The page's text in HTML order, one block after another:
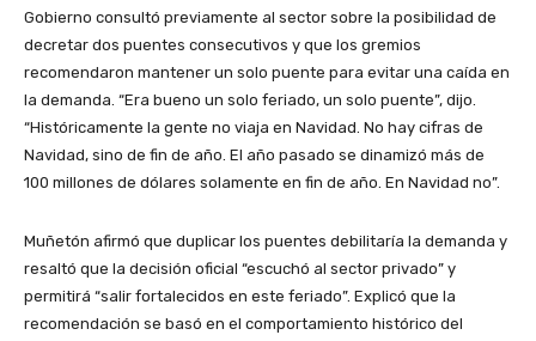
Gobierno consultó previamente al sector sobre la posibilidad de
decretar dos puentes consecutivos y que los gremios
recomendaron mantener un solo puente para evitar una caída en
la demanda. “Era bueno un solo feriado, un solo puente”, dijo.
“Históricamente la gente no viaja en Navidad. No hay cifras de
Navidad, sino de fin de año. El año pasado se dinamizó más de
100 millones de dólares solamente en fin de año. En Navidad no”.
Muñetón afirmó que duplicar los puentes debilitaría la demanda y
resaltó que la decisión oficial “escuchó al sector privado” y
permitirá “salir fortalecidos en este feriado”. Explicó que la
recomendación se basó en el comportamiento histórico del